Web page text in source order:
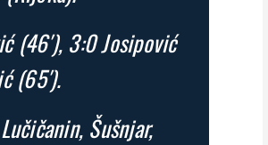
(46′), 3:0 Josipović
(65′).
Šušnjar,